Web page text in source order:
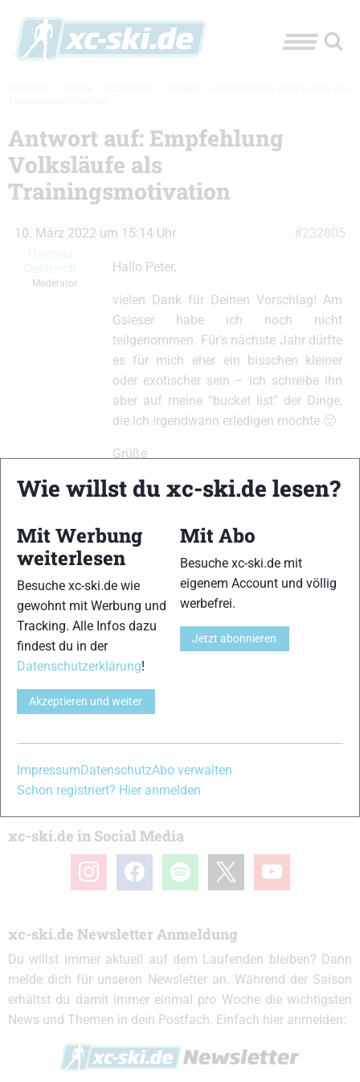
Antwort auf: Empfehlung
Volksläufe als
Trainingsmotivation
10. März 2022 um 15:14 Uhr
#232805
Thomas
Oestreich
Moderator
Hallo Peter,
vielen Dank für Deinen Vorschlag! Am
Gsieser habe ich noch nicht
teilgenommen. Für’s nächste Jahr dürfte
es für mich eher ein bisschen kleiner
oder exotischer sein – ich schreibe ihn
aber auf meine “bucket list” der Dinge,
die ich irgendwann erledigen möchte 🙂
Grüße
Thomas
xc-ski.de ist DAS deutschsprachige Portal mit aktuellen
News aus dem Skilanglauf, Biathlon und der Nordischen
Kombination, einer Loipendatenbank,
und allem was du sonst noch über deine Lieblingssportarten
wissen solltest.
ObSkilanglauf-Anfänger oder Profi-Sportler, wir haben
immer ein offenes Ohr für dich! Du kannst uns jederzeit über
dasKontaktformularerreichen.
Partner
xc-ski.de in Social Media
instagramfacebook spotify youtube
xc-ski.de Newsletter Anmeldung
Du willst immer aktuell auf dem Laufenden bleiben? Dann
melde dich für unseren Newsletter an. Während der Saison
erhältst du damit immer einmal pro Woche die wichtigsten
News und Themen in dein Postfach. Einfach hier anmelden:
Wie willst du xc-ski.de lesen?
Mit Werbung
weiterlesen
Besuche xc-ski.de wie
gewohnt mit Werbung und
Tracking. Alle Infos dazu
findest du in der
Datenschutzerklärung!
Akzeptieren und weiter
Mit Abo
Besuche xc-ski.de mit
eigenem Account und völlig
werbefrei.
Jetzt abonnieren
ImpressumDatenschutzAbo verwalten
Schon registriert? Hier anmelden